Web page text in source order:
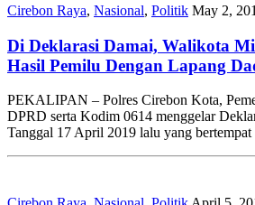
Cirebon Raya, Nasional, Politik May 2,
Di Deklarasi Damai, Walikota
Hasil Pemilu Dengan Lapang
PEKALIPAN – Polres Cirebon Kota,
DPRD serta Kodim 0614 menggelar
Tanggal 17 April 2019 lalu yang